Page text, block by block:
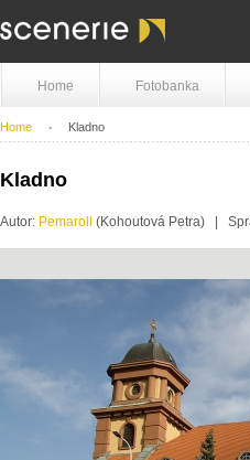
Home Fotobanka
Home Kladno
Kladno
Autor: Pemaroll (Kohoutová Petra) |